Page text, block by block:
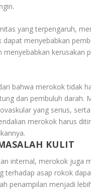
yang terpengaruh,
menyebabkan
bahwa merokok tidak
dan pembuluh
yang serius,
merokok harus
KULIT
internal, merokok juga
terhadap asap rokok
penampilan menjadi